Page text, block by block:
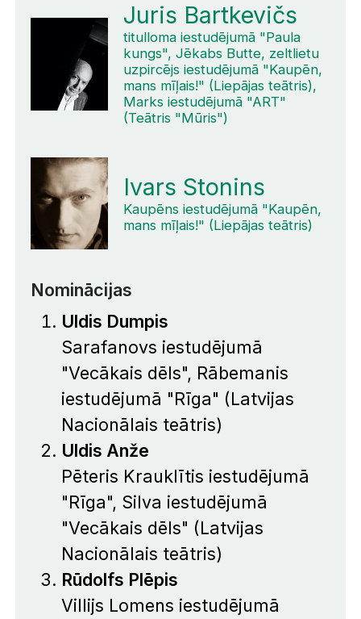
Juris Bartkevičs
titulloma iestudējumā "Paula
kungs", Jēkabs Butte, zeltlietu
uzpircējs iestudējumā "Kaupēn,
mans mīļais!" (Liepājas teātris),
Marks iestudējumā "ART"
(Teātris "Mūris")
Ivars Stonins
Kaupēns iestudējumā "Kaupēn,
mans mīļais!" (Liepājas teātris)
Nominācijas
Uldis Dumpis
Sarafanovs iestudējumā
"Vecākais dēls", Rābemanis
iestudējumā "Rīga" (Latvijas
Nacionālais teātris)
Uldis Anže
Pēteris Krauklītis iestudējumā
"Rīga", Silva iestudējumā
"Vecākais dēls" (Latvijas
Nacionālais teātris)
Rūdolfs Plēpis
Villijs Lomens iestudējumā